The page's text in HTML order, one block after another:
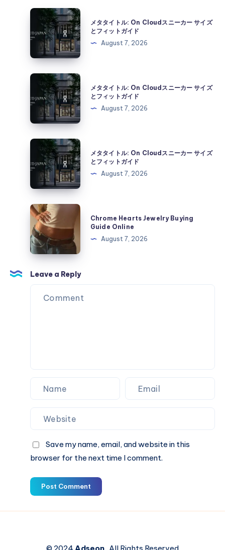
メ
タ
ト
ル:
Cloud
ニ
ー
ー
イ
ズ
と
フ
ィ
ッ
ガ
イ
メタタイトル: On Cloudスニーカー サイズ
とフィットガイド
August 7, 2026
メ
タ
ト
ル:
Cloud
ニ
ー
カ
ー
サ
イ
と
ド
メタタイトル: On Cloudスニーカー サイズ
とフィットガイド
August 7, 2026
メ
タ
ト
ル:
On
Cloud
ス
ニ
ー
カ
ィ
ッ
ト
ガ
ド
メタタイトル: On Cloudスニーカー サイズ
とフィットガイド
August 7, 2026
Chrome
Hearts
Jewelry
Buying
Guide
Online
Chrome Hearts Jewelry Buying
Guide Online
August 7, 2026
Leave a Reply
Save my name, email, and website in this
browser for the next time I comment.
Post Comment